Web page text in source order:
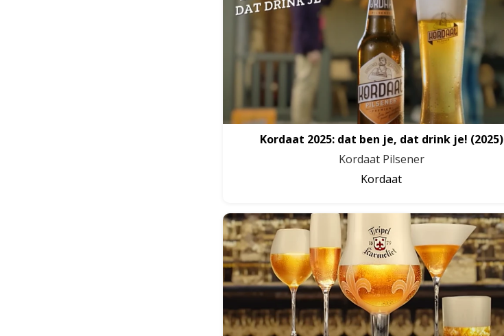
Kordaat 2025: dat ben je, dat drink je! (2025)
Kordaat Pilsener
Kordaat